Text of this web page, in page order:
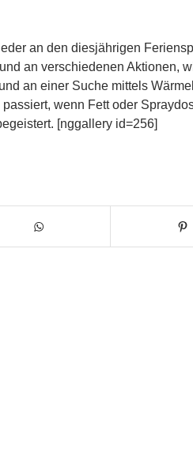
an den diesjährigen
an verschiedenen Aktionen,
an einer Suche mittels
wenn Fett oder
[nggallery id=256]